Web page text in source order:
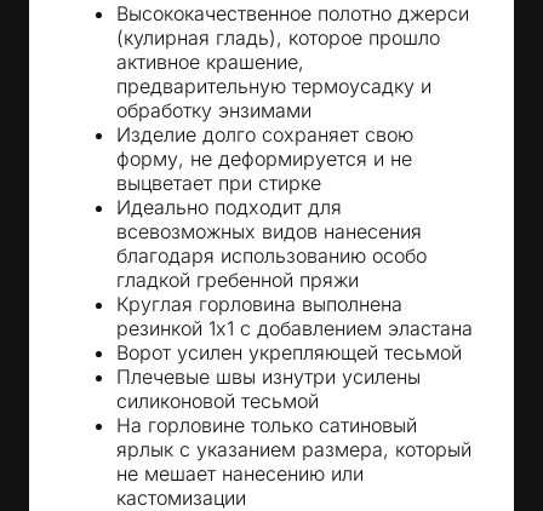
Высококачественное полотно джерси
(кулирная гладь), которое прошло
активное крашение,
предварительную термоусадку и
обработку энзимами
Изделие долго сохраняет свою
форму, не деформируется и не
выцветает при стирке
Идеально подходит для
всевозможных видов нанесения
благодаря использованию особо
гладкой гребенной пряжи
Круглая горловина выполнена
резинкой 1x1 с добавлением эластана
Ворот усилен укрепляющей тесьмой
Плечевые швы изнутри усилены
силиконовой тесьмой
На горловине только сатиновый
ярлык с указанием размера, который
не мешает нанесению или
кастомизации